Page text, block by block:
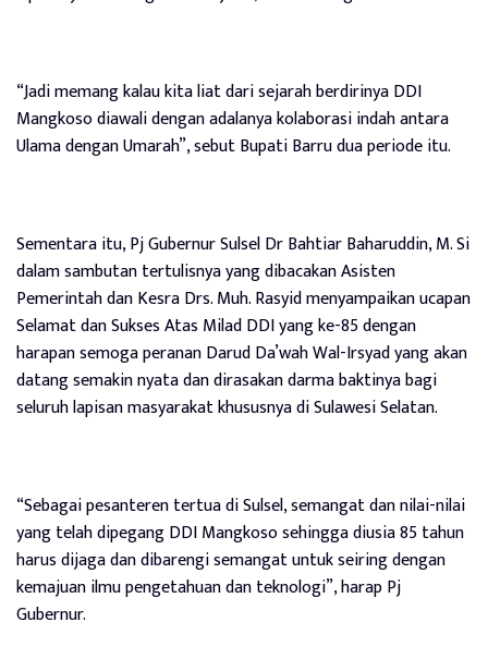
“Jadi memang kalau kita liat dari sejarah berdirinya DDI
Mangkoso diawali dengan adalanya kolaborasi indah antara
Ulama dengan Umarah”, sebut Bupati Barru dua periode itu.
Sementara itu, Pj Gubernur Sulsel Dr Bahtiar Baharuddin, M. Si
dalam sambutan tertulisnya yang dibacakan Asisten
Pemerintah dan Kesra Drs. Muh. Rasyid menyampaikan ucapan
Selamat dan Sukses Atas Milad DDI yang ke-85 dengan
harapan semoga peranan Darud Da’wah Wal-Irsyad yang akan
datang semakin nyata dan dirasakan darma baktinya bagi
seluruh lapisan masyarakat khususnya di Sulawesi Selatan.
“Sebagai pesanteren tertua di Sulsel, semangat dan nilai-nilai
yang telah dipegang DDI Mangkoso sehingga diusia 85 tahun
harus dijaga dan dibarengi semangat untuk seiring dengan
kemajuan ilmu pengetahuan dan teknologi”, harap Pj
Gubernur.